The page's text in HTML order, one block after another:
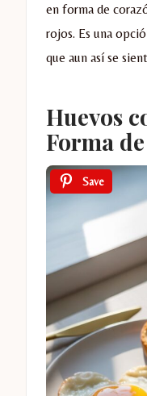
en forma de
rojos. Es una
que aun así se
Huevos
Forma
Save